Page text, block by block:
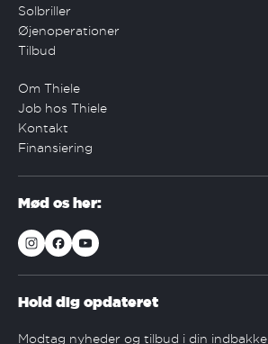
Solbriller
Øjenoperationer
Tilbud
Om Thiele
Job hos Thiele
Kontakt
Finansiering
Mød os her:
Hold dig opdateret
Modtag nyheder og tilbud i din indbakke.